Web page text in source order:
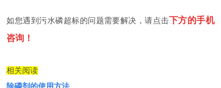
如您遇到污水磷超标的问题需要解决，请点击下方的手机
咨询！
相关阅读
除磷剂的使用方法